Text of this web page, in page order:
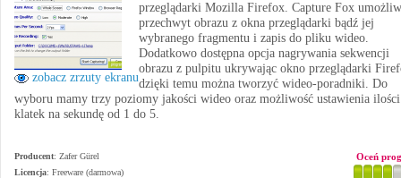
zobacz zrzuty ekranu
przeglądarki Mozilla Firefox. Capture Fox
przechwyt obrazu z okna przeglądarki bądź jej
wybranego fragmentu i zapis do pliku wideo.
Dodatkowo dostępna opcja nagrywania sekwencji
obrazu z pulpitu ukrywając okno przeglądarki
dzięki temu można tworzyć wideo-poradniki. Do
wyboru mamy trzy poziomy jakości wideo oraz możliwość ustawienia ilości
klatek na sekundę od 1 do 5.
Producent: Zafer Gürel
Licencja: Freeware (darmowa)
Oceń